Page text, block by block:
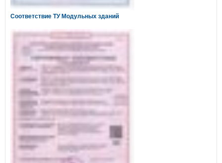
Соответствие ТУ Модульных зданий